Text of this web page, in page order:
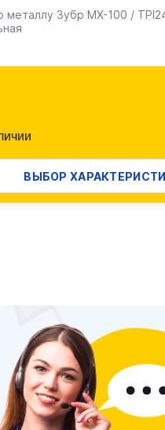
металлу Зубр MX-100 /
ВЫБОР